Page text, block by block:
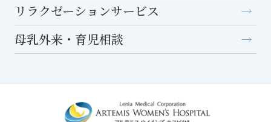
リラクゼーションサービス
母乳外来・育児相談